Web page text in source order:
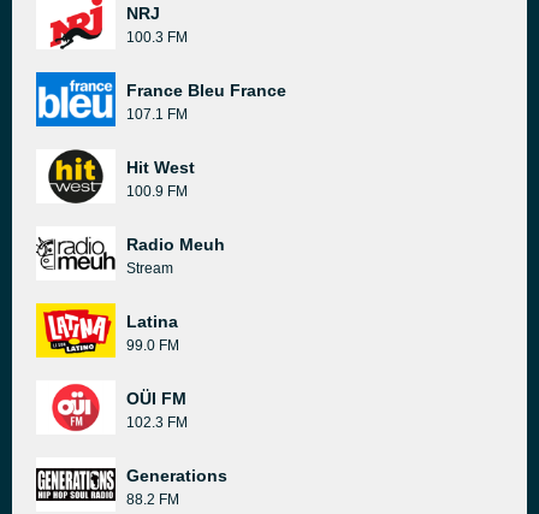
NRJ
100.3 FM
France Bleu France
107.1 FM
Hit West
100.9 FM
Radio Meuh
Stream
Latina
99.0 FM
OÜI FM
102.3 FM
Generations
88.2 FM